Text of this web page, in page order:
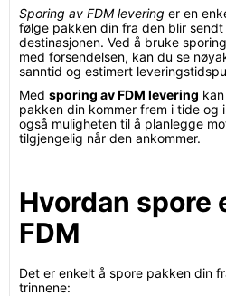
Sporing av FDM levering er en
følge pakken din fra den blir
destinasjonen. Ved å bruke
med forsendelsen, kan du se
sanntid og estimert
Med sporing av FDM levering
pakken din kommer frem i tide og
også muligheten til å planlegge
tilgjengelig når den ankommer.
Hvordan spore
FDM
Det er enkelt å spore pakken din
trinnene: